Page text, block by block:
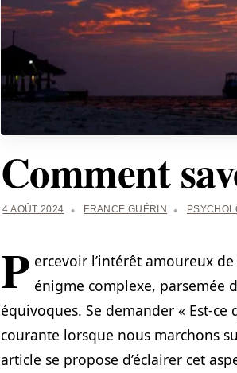
Comment
4 AOÛT 2024 FRANCE GUÉRIN
P ercevoir l’intérêt amoureux
énigme complexe, parsemée
équivoques. Se demander « Est-
courante lorsque nous marchons
article se propose d’éclairer cet